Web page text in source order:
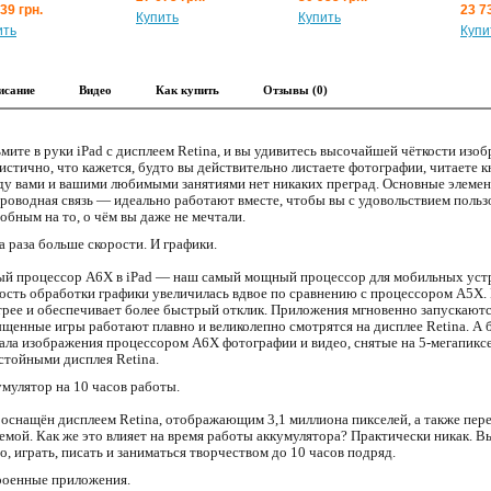
грн.
Купить
Купить
23
Видео Как купить Отзывы (0)
в руки iPad с дисплеем Retina, и вы удивитесь высочайшей чёткости
что кажется, будто вы действительно листаете фотографии, читаете
вами и вашими любимыми занятиями нет никаких преград. Основные
связь — идеально работают вместе, чтобы вы с удовольствием
на то, о чём вы даже не мечтали.
раза больше скорости. И графики.
процессор A6X в iPad — наш самый мощный процессор для мобильных
обработки графики увеличилась вдвое по сравнению с процессором
и обеспечивает более быстрый отклик. Приложения мгновенно
игры работают плавно и великолепно смотрятся на дисплее Retina. А
изображения процессором A6X фотографии и видео, снятые на 5-
дисплея Retina.
на 10 часов работы.
дисплеем Retina, отображающим 3,1 миллиона пикселей, а также
Как же это влияет на время работы аккумулятора? Практически никак.
играть, писать и заниматься творчеством до 10 часов подряд.
приложения.